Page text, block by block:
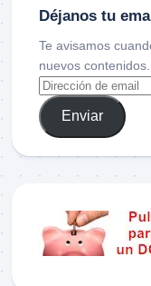
Déjanos tu
Te avisamos
nuevos contenidos.
Enviar